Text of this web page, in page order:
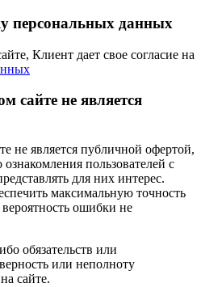
персональных данных
Клиент дает свое согласие на
сайте не является
не является публичной офертой,
пользователей с
для них интерес.
максимальную точность
ошибки не
обязательств или
или неполноту
сайте.